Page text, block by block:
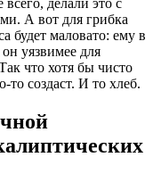
делали это с
А вот для грибка
будет маловато: ему в
уязвимее для
что хотя бы чисто
создаст. И то хлеб.